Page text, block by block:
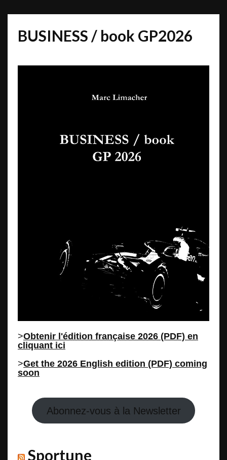
BUSINESS / book GP2026
>Obtenir l'édition française 2026 (PDF) en
cliquant ici
>Get the 2026 English edition (PDF) coming
soon
Abonnez-vous à la Newsletter
Sportune